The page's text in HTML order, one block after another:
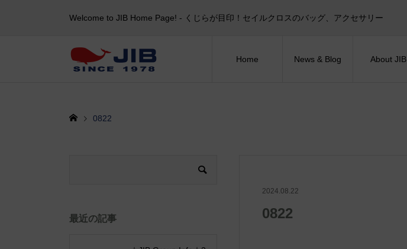
Welcome to JIB Home Page! ‐ くじらが目印！セイルクロスのバッグ、アクセサリー
Home News & Blog About JIB
0822
2024.08.22
0822
最近の記事